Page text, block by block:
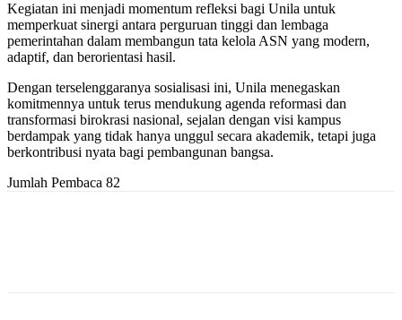
Kegiatan ini menjadi momentum refleksi bagi Unila untuk
memperkuat sinergi antara perguruan tinggi dan lembaga
pemerintahan dalam membangun tata kelola ASN yang modern,
adaptif, dan berorientasi hasil.
Dengan terselenggaranya sosialisasi ini, Unila menegaskan
komitmennya untuk terus mendukung agenda reformasi dan
transformasi birokrasi nasional, sejalan dengan visi kampus
berdampak yang tidak hanya unggul secara akademik, tetapi juga
berkontribusi nyata bagi pembangunan bangsa.
Jumlah Pembaca 82